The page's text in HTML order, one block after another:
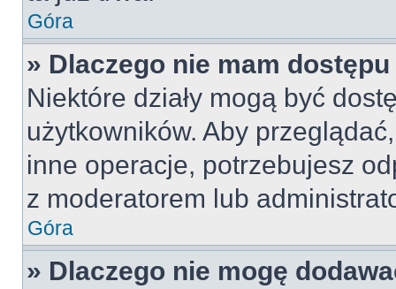
Góra
» Dlaczego nie mam dostępu
Niektóre działy mogą być
użytkowników. Aby
inne operacje, potrzebujesz
z moderatorem lub
Góra
» Dlaczego nie mogę